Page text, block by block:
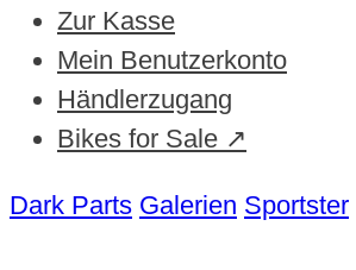
Zur Kasse
Mein Benutzerkonto
Händlerzugang
Bikes for Sale ↗
Dark Parts Galerien Sportster